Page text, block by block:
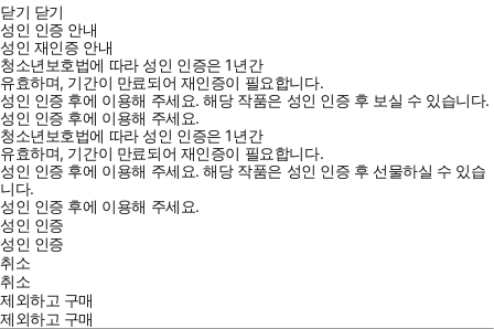
닫기 닫기
성인 인증 안내
성인 재인증 안내
청소년보호법에 따라 성인 인증은 1년간
유효하며, 기간이 만료되어 재인증이 필요합니다.
성인 인증 후에 이용해 주세요.해당 작품은 성인 인증 후 보실 수 있습니다.
성인 인증 후에 이용해 주세요.
청소년보호법에 따라 성인 인증은 1년간
유효하며, 기간이 만료되어 재인증이 필요합니다.
성인 인증 후에 이용해 주세요.해당 작품은 성인 인증 후 선물하실 수 있습
니다.
성인 인증 후에 이용해 주세요.
성인 인증
성인 인증
취소
취소
제외하고 구매
제외하고 구매